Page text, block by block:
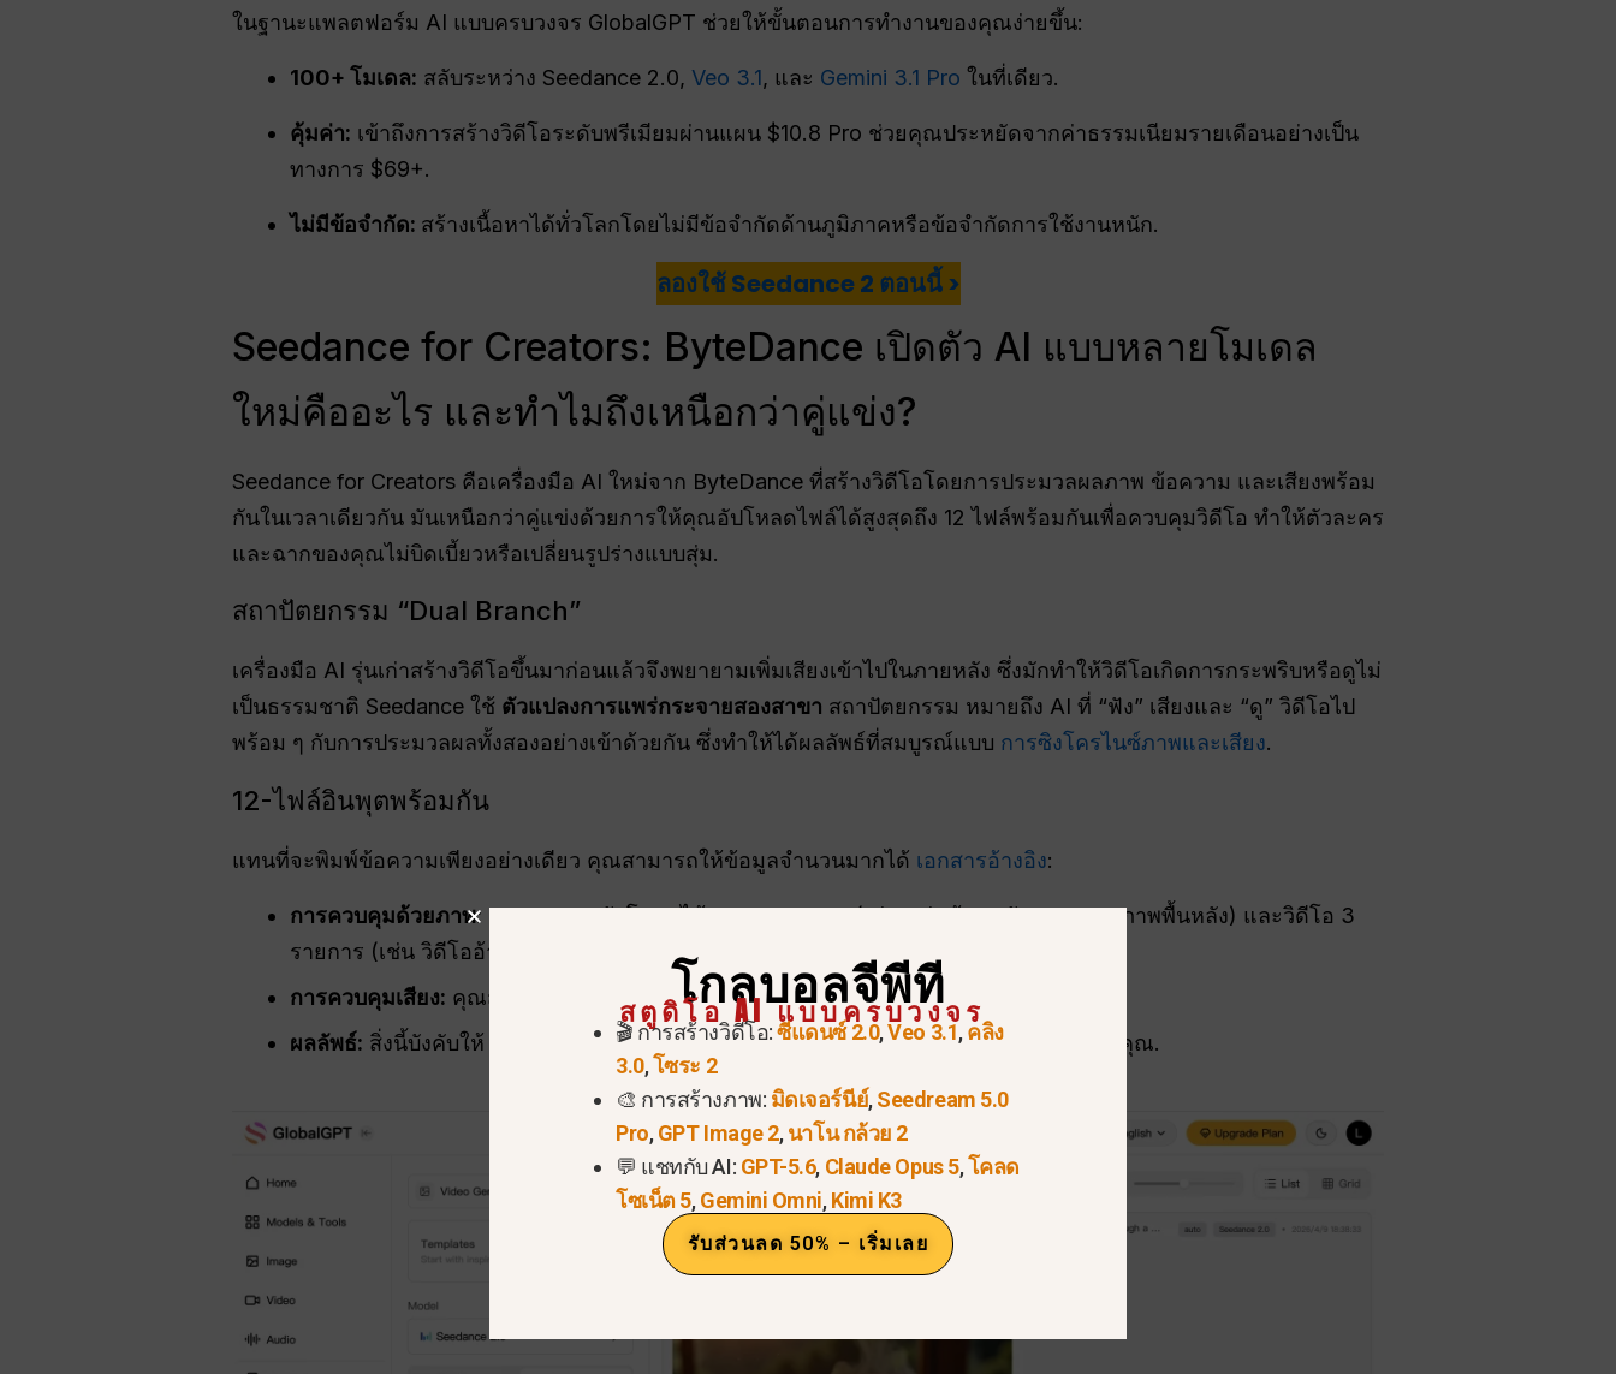
ในฐานะแพลตฟอร์ม AI แบบครบวงจร GlobalGPT ช่วยให้ขั้นตอนการทำงานของคุณง่ายขึ้น:
100+ โมเดล: สลับระหว่าง Seedance 2.0, Veo 3.1, และ Gemini 3.1 Pro ในที่เดียว.
คุ้มค่า: เข้าถึงการสร้างวิดีโอระดับพรีเมียมผ่านแผน $10.8 Pro ช่วยคุณประหยัดจากค่าธรรมเนียมรายเดือนอย่างเป็น
ทางการ $69+.
ไม่มีข้อจำกัด: สร้างเนื้อหาได้ทั่วโลกโดยไม่มีข้อจำกัดด้านภูมิภาคหรือข้อจำกัดการใช้งานหนัก.
ลองใช้ Seedance 2 ตอนนี้ >
Seedance for Creators: ByteDance เปิดตัว AI แบบหลายโมเดล
ใหม่คืออะไร และทำไมถึงเหนือกว่าคู่แข่ง?
Seedance for Creators คือเครื่องมือ AI ใหม่จาก ByteDance ที่สร้างวิดีโอโดยการประมวลผลภาพ ข้อความ และเสียงพร้อม
กันในเวลาเดียวกัน มันเหนือกว่าคู่แข่งด้วยการให้คุณอัปโหลดไฟล์ได้สูงสุดถึง 12 ไฟล์พร้อมกันเพื่อควบคุมวิดีโอ ทำให้ตัวละคร
และฉากของคุณไม่บิดเบี้ยวหรือเปลี่ยนรูปร่างแบบสุ่ม.
สถาปัตยกรรม “Dual Branch”
เครื่องมือ AI รุ่นเก่าสร้างวิดีโอขึ้นมาก่อนแล้วจึงพยายามเพิ่มเสียงเข้าไปในภายหลัง ซึ่งมักทำให้วิดีโอเกิดการกระพริบหรือดูไม่
เป็นธรรมชาติ Seedance ใช้ ตัวแปลงการแพร่กระจายสองสาขา สถาปัตยกรรม หมายถึง AI ที่ “ฟัง” เสียงและ “ดู” วิดีโอไป
พร้อม ๆ กับการประมวลผลทั้งสองอย่างเข้าด้วยกัน ซึ่งทำให้ได้ผลลัพธ์ที่สมบูรณ์แบบ การซิงโครไนซ์ภาพและเสียง.
12-ไฟล์อินพุตพร้อมกัน
แทนที่จะพิมพ์ข้อความเพียงอย่างเดียว คุณสามารถให้ข้อมูลจำนวนมากได้ เอกสารอ้างอิง:
การควบคุมด้วยภาพ: คุณสามารถอัปโหลดได้สูงสุด 9 รูปภาพ (เช่น แผ่นข้อมูลตัวละครและภาพพื้นหลัง) และวิดีโอ 3
รายการ (เช่น วิดีโออ้างอิงการเคลื่อนไหวที่ใช้ฉากเขียว).
การควบคุมเสียง: คุณสามารถเพิ่มไฟล์เสียงได้สูงสุด 3 ไฟล์พร้อมกัน.
ผลลัพธ์: สิ่งนี้บังคับให้ AI สร้างสิ่งที่คุณมีในหัวของคุณอย่างแม่นยำ แทนที่จะเดาเจตนาของคุณ.
โกลบอลจีพีที
สตูดิโอ AI แบบครบวงจร
🎬 การสร้างวิดีโอ:ซีแดนซ์ 2.0,Veo 3.1,คลิง
3.0,โซระ 2
🎨 การสร้างภาพ: มิดเจอร์นีย์,Seedream 5.0
Pro,GPT Image 2,นาโน กล้วย 2
💬 แชทกับ AI: GPT-5.6, Claude Opus 5,โคลด
โซเน็ต 5,Gemini Omni,Kimi K3
รับส่วนลด 50% – เริ่มเลย